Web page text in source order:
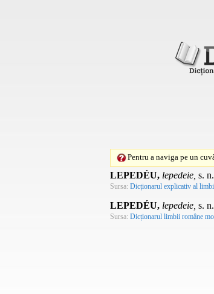
Pentru a naviga pe un
LEPEDÉU, lepedeie, s. n.
Sursa: Dicționarul explicativ al
LEPEDÉU, lepedeie, s. n.
Sursa: Dicționarul limbii române